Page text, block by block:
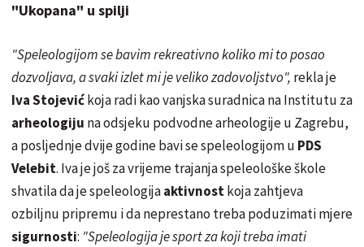
"Ukopana" u spilji
"Speleologijom se bavim rekreativno koliko mi to posao
dozvoljava, a svaki izlet mi je veliko zadovoljstvo", rekla je
Iva Stojevićkoja radi kao vanjska suradnica na Institutu za
arheologiju na odsjeku podvodne arheologije u Zagrebu,
a posljednje dvije godine bavi se speleologijom u PDS
Velebit. Iva je još za vrijeme trajanja speleološke škole
shvatila da je speleologijaaktivnostkoja zahtjeva
ozbiljnu pripremu i da neprestano treba poduzimati mjere
sigurnosti: "Speleologija je sport za koji treba imati